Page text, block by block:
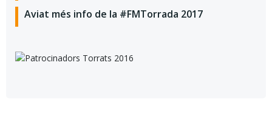
Aviat més info de la #FMTorrada 2017